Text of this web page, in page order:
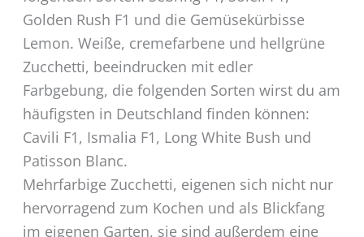
Golden Rush F1 und die Gemüsekürbisse
Lemon. Weiße, cremefarbene und hellgrüne
Zucchetti, beeindrucken mit edler
Farbgebung, die folgenden Sorten wirst du am
häufigsten in Deutschland finden können:
Cavili F1, Ismalia F1, Long White Bush und
Patisson Blanc.
Mehrfarbige Zucchetti, eigenen sich nicht nur
hervorragend zum Kochen und als Blickfang
im eigenen Garten, sie sind außerdem eine